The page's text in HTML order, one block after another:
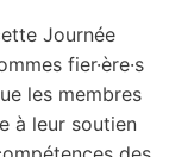
Journée
fier·ère·s
les membres
à leur soutien